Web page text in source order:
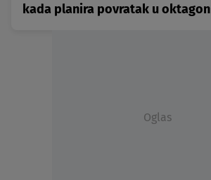
kada planira povratak u oktagon
Oglas